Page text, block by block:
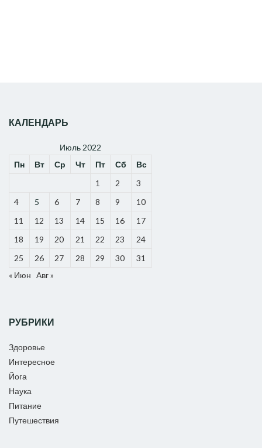
КАЛЕНДАРЬ
Июль 2022
Пн
Вт Ср Чт Пт Сб
Вс
1
2
3
4
5 6 7 8 9
10
11
12 13 14 15 16
17
18
19 20 21 22 23
24
25
26 27 28 29 30
31
« Июн Авг »
РУБРИКИ
Здоровье
Интересное
Йога
Наука
Питание
Путешествия